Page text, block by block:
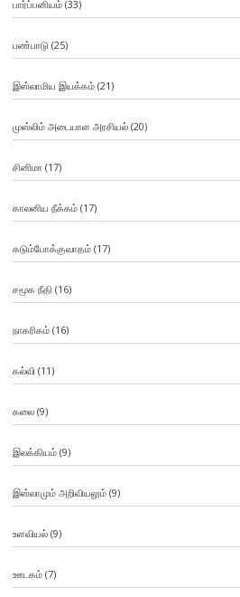
பார்ப்பனியம்(33)
பண்பாடு(25)
இஸ்லாமிய இயக்கம்(21)
முஸ்லிம் அடையாள அரசியல்(20)
சினிமா (17)
காலனிய நீக்கம்(17)
கடும்போக்குவாதம்(17)
சமூக நீதி (16)
நாகரிகம்(16)
கல்வி (11)
கலை(9)
இலக்கியம்(9)
இஸ்லாமும் அறிவியலும்(9)
உளவியல்(9)
ஊடகம்(7)